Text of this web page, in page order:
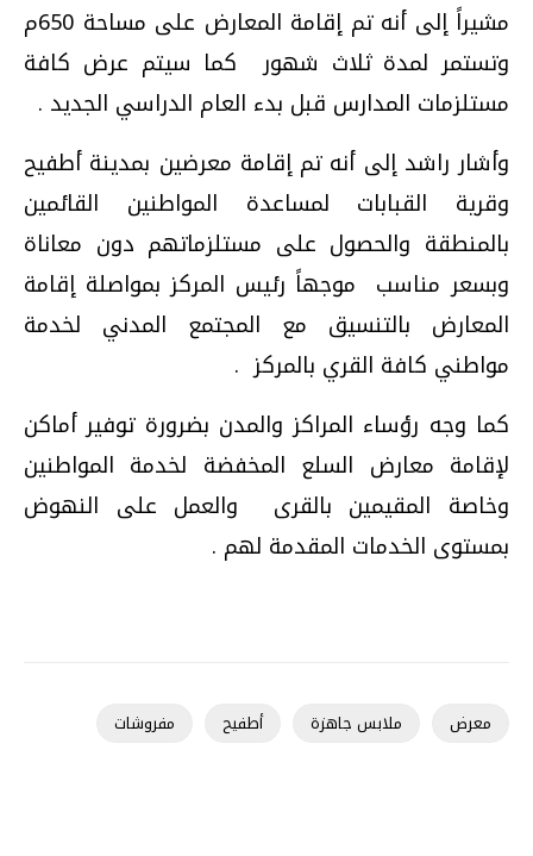
مشيراً إلى أنه تم إقامة المعارض على مساحة 650م
وتستمر لمدة ثلاث شهور كما سيتم عرض كافة
مستلزمات المدارس قبل بدء العام الدراسي الجديد .
وأشار راشد إلى أنه تم إقامة معرضين بمدينة أطفيح
وقرية القبابات لمساعدة المواطنين القائمين
بالمنطقة والحصول على مستلزماتهم دون معاناة
وبسعر مناسب موجهاً رئيس المركز بمواصلة إقامة
المعارض بالتنسيق مع المجتمع المدني لخدمة
مواطني كافة القري بالمركز .
كما وجه رؤساء المراكز والمدن بضرورة توفير أماكن
لإقامة معارض السلع المخفضة لخدمة المواطنين
وخاصة المقيمين بالقرى والعمل على النهوض
بمستوى الخدمات المقدمة لهم .
معرض ملابس جاهزة أطفيح مفروشات